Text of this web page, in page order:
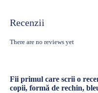
Recenzii
There are no reviews yet
Fii primul care scrii o
copii, formă de rechin,